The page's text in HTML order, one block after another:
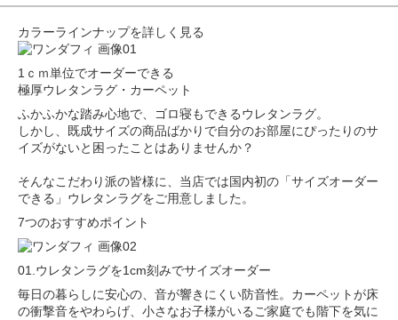
カラーラインナップを詳しく見る
1ｃｍ単位でオーダーできる
極厚ウレタンラグ・カーペット
ふかふかな踏み心地で、ゴロ寝もできるウレタンラグ。
しかし、既成サイズの商品ばかりで自分のお部屋にぴったりのサ
イズがないと困ったことはありませんか？
そんなこだわり派の皆様に、当店では国内初の「サイズオーダー
できる」ウレタンラグをご用意しました。
7つのおすすめポイント
01.ウレタンラグを1cm刻みでサイズオーダー
毎日の暮らしに安心の、音が響きにくい防音性。カーペットが床
の衝撃音をやわらげ、小さなお子様がいるご家庭でも階下を気に